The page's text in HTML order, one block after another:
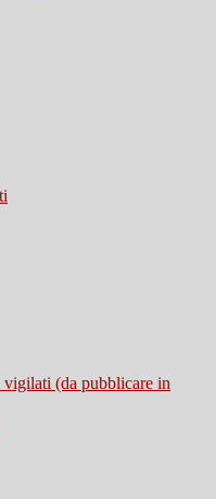
(da pubblicare in